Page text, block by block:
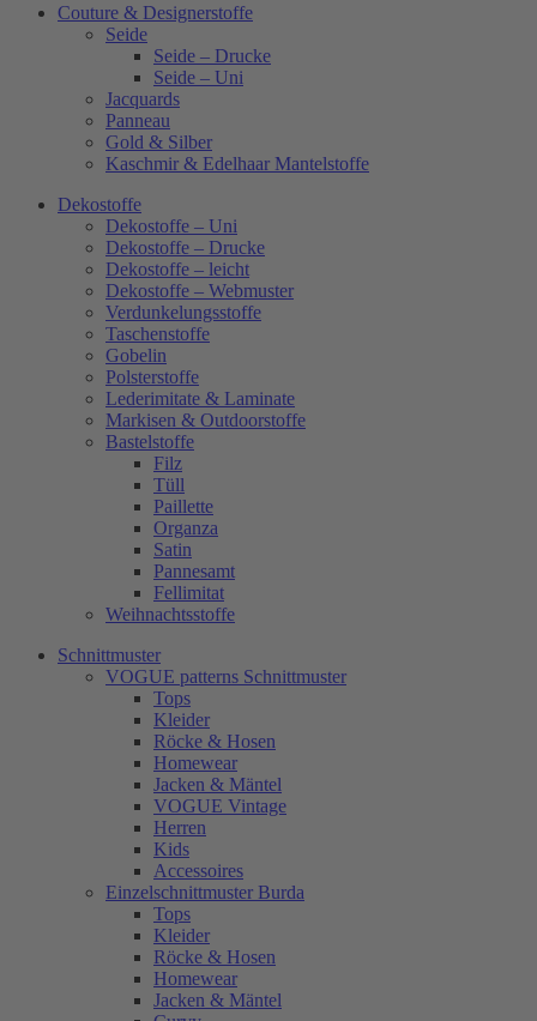
Couture & Designerstoffe
Seide
Seide – Drucke
Seide – Uni
Jacquards
Panneau
Gold & Silber
Kaschmir & Edelhaar Mantelstoffe
Dekostoffe
Dekostoffe – Uni
Dekostoffe – Drucke
Dekostoffe – leicht
Dekostoffe – Webmuster
Verdunkelungsstoffe
Taschenstoffe
Gobelin
Polsterstoffe
Lederimitate & Laminate
Markisen & Outdoorstoffe
Bastelstoffe
Filz
Tüll
Paillette
Organza
Satin
Pannesamt
Fellimitat
Weihnachtsstoffe
Schnittmuster
VOGUE patterns Schnittmuster
Tops
Kleider
Röcke & Hosen
Homewear
Jacken & Mäntel
VOGUE Vintage
Herren
Kids
Accessoires
Einzelschnittmuster Burda
Tops
Kleider
Röcke & Hosen
Homewear
Jacken & Mäntel